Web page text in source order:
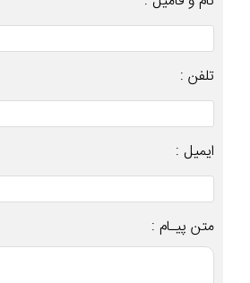
تلفن :
ایمیل :
متن پیـام :